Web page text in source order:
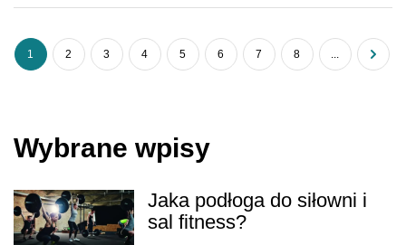
1 2 3 4 5 6 7 8
Wybrane wpisy
Jaka podłoga do siłowni i
sal fitness?